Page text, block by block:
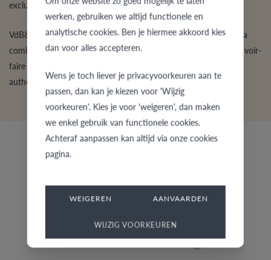
exclusive ?
VdB&VR garantit toujours unequalitéhaut de gamme grâce à la
combinaison de méthodes deproduction
innovantes et d’un savoir-
faire traditionnel. Une marque 100 % belge et un plaisir
authentique à porter toute une vie.
werken, gebruiken we altijd functionele en
analytische cookies. Ben je hiermee akkoord kies
dan voor alles accepteren.
Wens je toch liever je privacyvoorkeuren aan te
passen, dan kan je kiezen voor 'Wijzig
voorkeuren'. Kies je voor 'weigeren', dan maken
we enkel gebruik van functionele cookies.
Achteraf aanpassen kan altijd via onze cookies
pagina.
WEIGEREN AANVAARDEN
WIJZIG VOORKEUREN